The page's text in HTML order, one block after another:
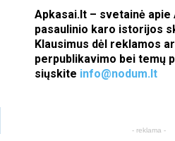
Apkasai.lt – svetainė apie
pasaulinio karo istorijos
Klausimus dėl reklamos
perpublikavimo bei temų
siųskite info@nodum.lt
- reklama -